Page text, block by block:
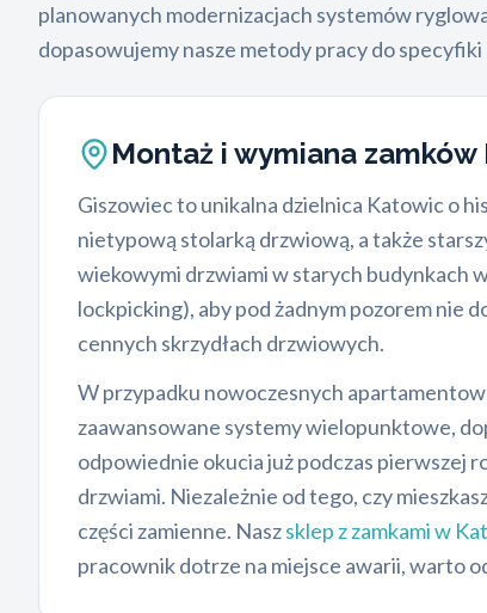
planowanych modernizacjach systemów
dopasowujemy nasze metody pracy do
Montaż i wymiana
Giszowiec to unikalna dzielnica Katowic o
nietypową stolarką drzwiową, a także
wiekowymi drzwiami w starych budynkach
lockpicking), aby pod żadnym pozorem nie
cennych skrzydłach drzwiowych.
W przypadku nowoczesnych
zaawansowane systemy wielopunktowe,
odpowiednie okucia już podczas pierwszej
drzwiami. Niezależnie od tego, czy
części zamienne. Naszsklep z zamkami w
pracownik dotrze na miejsce awarii, warto